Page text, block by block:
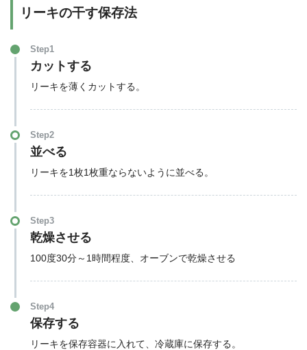
リーキの干す保存法
Step1
カットする
リーキを薄くカットする。
Step2
並べる
リーキを1枚1枚重ならないように並べる。
Step3
乾燥させる
100度30分～1時間程度、オーブンで乾燥させる
Step4
保存する
リーキを保存容器に入れて、冷蔵庫に保存する。